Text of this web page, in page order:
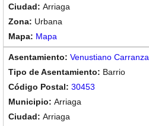
Arriaga
Urbana
Mapa
Venustiano Carranza
Barrio
30453
Arriaga
Arriaga